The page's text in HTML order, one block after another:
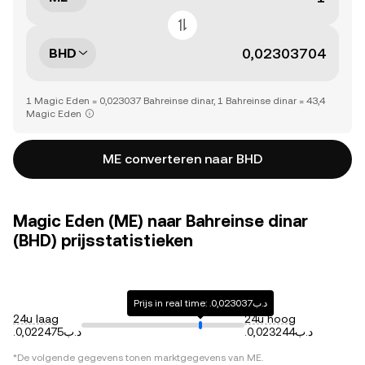
BHD
1 Magic Eden = 0,023037 Bahreinse dinar, 1 Bahreinse dinar = 43,4
Magic Eden
ME converteren naar BHD
Magic Eden (ME) naar Bahreinse dinar
(BHD) prijsstatistieken
24u laag
.د.ب0,022475
Prijs in real time: .د.ب0,023037
24u hoog
.د.ب0,023244
*De volgende gegevens tonen marktgegevens van ME.